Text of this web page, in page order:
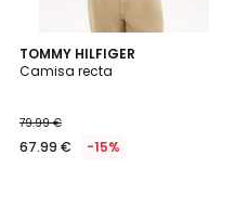
TOMMY HILFIGER
Camisa recta
79.99 €
67.99 € -15%